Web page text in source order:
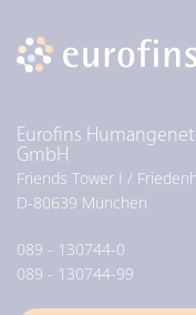
Eurofins
GmbH
Friends Tower I /
D-80639 München
089 - 130744-0
089 - 130744-99